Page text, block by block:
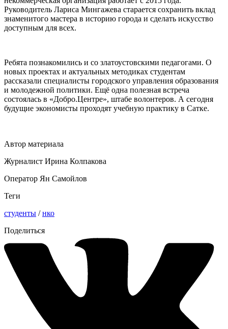
Руководитель Лариса Мингажева старается сохранить вклад
знаменитого мастера в историю города и сделать искусство
доступным для всех.
Ребята познакомились и со златоустовскими педагогами. О
новых проектах и актуальных методиках студентам
рассказали специалисты городского управления образования
и молодежной политики. Ещё одна полезная встреча
состоялась в «Добро.Центре», штабе волонтеров. А сегодня
будущие экономисты проходят учебную практику в Сатке.
Автор материала
Журналист Ирина Колпакова
Оператор Ян Самойлов
Теги
студенты /нко
Поделиться